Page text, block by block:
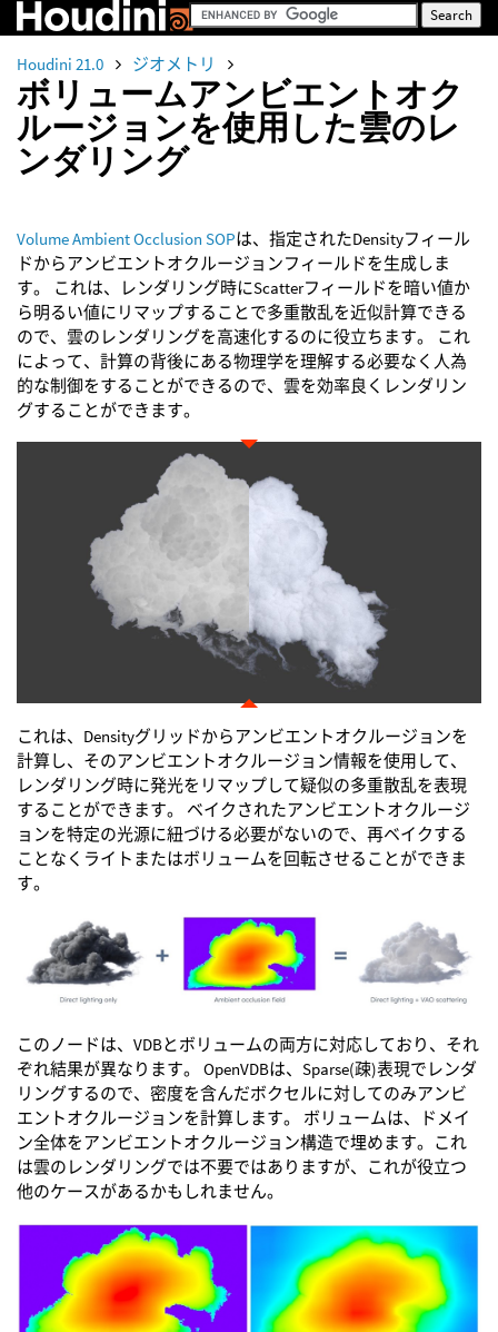
Houdini 21.0 ジオメトリ
ボリュームアンビエントオク
ルージョンを使用した雲のレ
ンダリング
Volume Ambient Occlusion SOPは、指定されたDensityフィール
ドからアンビエントオクルージョンフィールドを生成しま
す。 これは、レンダリング時にScatterフィールドを暗い値か
ら明るい値にリマップすることで多重散乱を近似計算できる
ので、雲のレンダリングを高速化するのに役立ちます。 これ
によって、計算の背後にある物理学を理解する必要なく人為
的な制御をすることができるので、雲を効率良くレンダリン
グすることができます。
これは、Densityグリッドからアンビエントオクルージョンを
計算し、そのアンビエントオクルージョン情報を使用して、
レンダリング時に発光をリマップして疑似の多重散乱を表現
することができます。 ベイクされたアンビエントオクルージ
ョンを特定の光源に紐づける必要がないので、再ベイクする
ことなくライトまたはボリュームを回転させることができま
す。
このノードは、VDBとボリュームの両方に対応しており、それ
ぞれ結果が異なります。 OpenVDBは、Sparse(疎)表現でレンダ
リングするので、密度を含んだボクセルに対してのみアンビ
エントオクルージョンを計算します。 ボリュームは、ドメイ
ン全体をアンビエントオクルージョン構造で埋めます。これ
は雲のレンダリングでは不要ではありますが、これが役立つ
他のケースがあるかもしれません。